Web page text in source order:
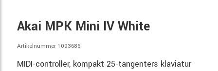
Akai MPK Mini IV White
Artikelnummer 1093686
MIDI-controller, kompakt 25-tangenters klaviatur